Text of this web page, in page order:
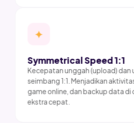
✦
Symmetrical Speed 1:1
Kecepatan unggah (upload) dan
seimbang 1:1. Menjadikan
game online, dan backup data di
ekstra cepat.